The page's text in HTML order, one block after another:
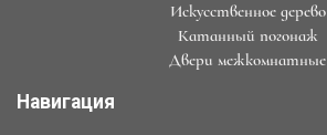
Искусственное дерево
Катанный погонаж
Двери межкомнатные
Навигация